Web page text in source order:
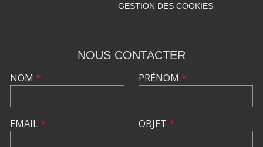
GESTION DES COOKIES
NOUS CONTACTER
NOM *
EMAIL*
PRÉNOM *
OBJET *